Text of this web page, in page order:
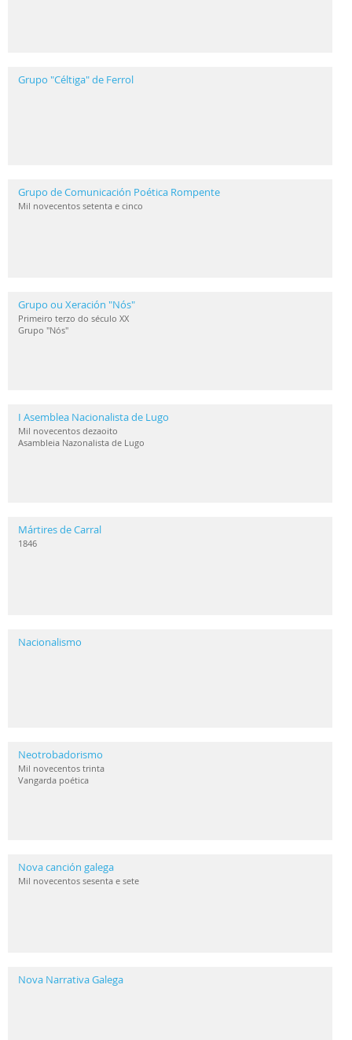
Grupo "Céltiga" de Ferrol
Grupo de Comunicación Poética Rompente
Mil novecentos setenta e cinco
Grupo ou Xeración "Nós"
Primeiro terzo do século XX
Grupo "Nós"
I Asemblea Nacionalista de Lugo
Mil novecentos dezaoito
Asambleia Nazonalista de Lugo
Mártires de Carral
1846
Nacionalismo
Neotrobadorismo
Mil novecentos trinta
Vangarda poética
Nova canción galega
Mil novecentos sesenta e sete
Nova Narrativa Galega